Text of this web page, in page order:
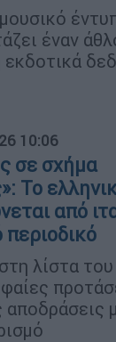
έναν
εκδοτικά
10:06
σε σχήμα
Το
από
περιοδικό
λίστα του
αποδράσεις